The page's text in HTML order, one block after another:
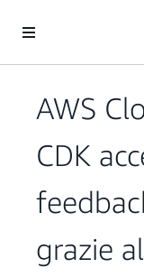
AWS
CDK
grazie